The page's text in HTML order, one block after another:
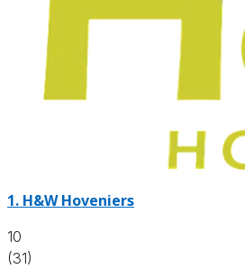
1. H&W Hoveniers
10
(31)